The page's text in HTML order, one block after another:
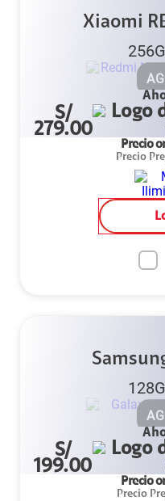
Xiaomi
S/
279.00
Precio
Precio
S/
199.00
Precio
Precio